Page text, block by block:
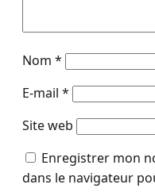
Nom *
E-mail *
Site web
Enregistrer mon
dans le navigateur